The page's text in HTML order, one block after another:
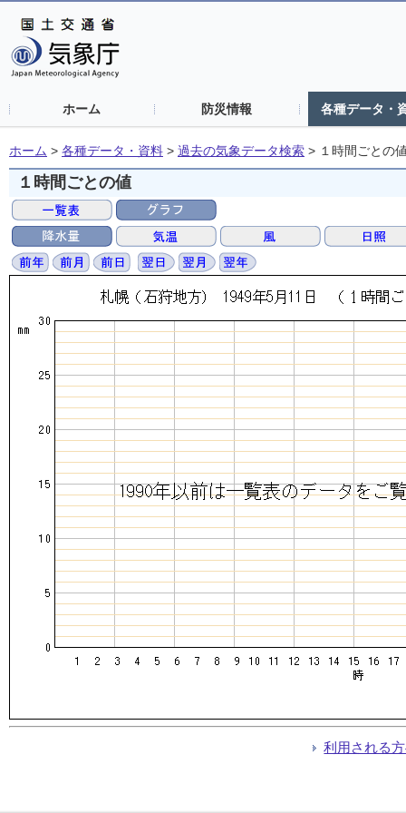
ホーム 防災情報 各種データ・
ホーム > 各種データ・資料 > 過去の気象データ検索 > １時間ごとの
１時間ごとの値
利用される